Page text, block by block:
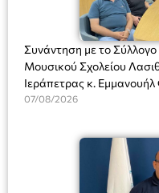
Συνάντηση με το
Μουσικού Σχολείου
Ιεράπετρας κ.
Διευθύντριας του
07/08/2026